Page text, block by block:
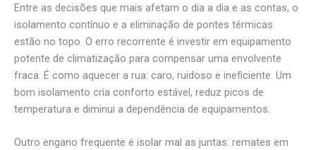
Entre as decisões que mais afetam o dia a dia e as contas, o
isolamento contínuo e a eliminação de pontes térmicas
estão no topo. O erro recorrente é investir em equipamento
potente de climatização para compensar uma envolvente
fraca. É como aquecer a rua: caro, ruidoso e ineficiente. Um
bom isolamento cria conforto estável, reduz picos de
temperatura e diminui a dependência de equipamentos.
Outro engano frequente é isolar mal as juntas: remates em